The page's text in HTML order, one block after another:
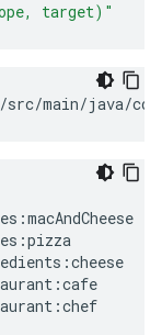
target)"